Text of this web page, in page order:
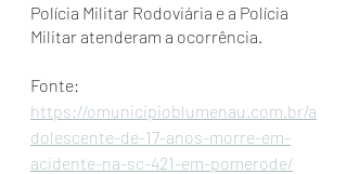
Polícia Militar Rodoviária e a Polícia
Militar atenderam a ocorrência.
Fonte:
https://omunicipioblumenau.com.br/a
dolescente-de-17-anos-morre-em-
acidente-na-sc-421-em-pomerode/